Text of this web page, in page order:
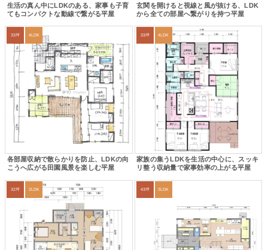
生活の真ん中にLDKのある、家事も子育
てもコンパクトな動線で繋がる平屋
玄関を開けると視線と風が抜ける、LDK
から全ての部屋へ繋がりを持つ平屋
33坪 4LDK
各部屋収納で散らかりを防止、LDKの向
こうへ広がる田園風景を楽しむ平屋
33坪 4LDK
家族の集うLDKを生活の中心に、スッキ
リ整う収納量で家事効率の上がる平屋
32坪 2LDK 43坪 3LDK